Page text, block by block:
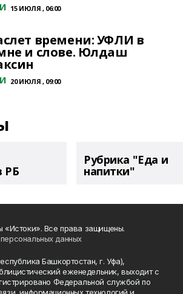
15 ИЮЛЯ , 06:00
времени: УФЛИ в
и слове. Юлдаш
20 ИЮЛЯ , 09:00
РБ
Рубрика "Еда и
напитки"
«Истоки». Все права защищены.
данных
Башкортостан, г. Уфа),
еженедельник, выходит с
Федеральной службой по